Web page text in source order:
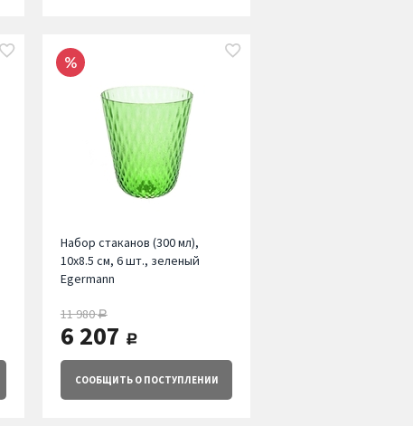
Набор стаканов (300 мл),
10х8.5 см, 6 шт., зеленый
Egermann
11 980руб.
6 207 руб.
СООБЩИТЬО ПОСТУПЛЕНИИ